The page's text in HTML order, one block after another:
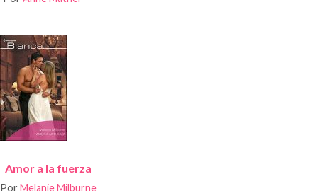
Amor a la fuerza
Por Melanie Milburne